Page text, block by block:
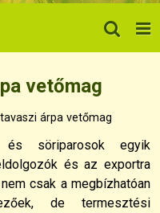
vetőmag
árpa vetőmag
söriparosok egyik
és az exportra
csak a megbízhatóan
de termesztési